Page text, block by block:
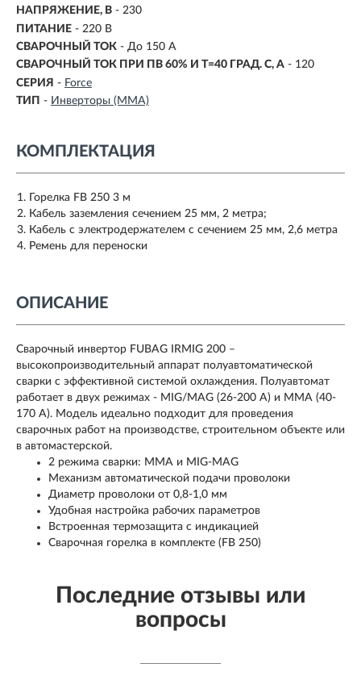
НАПРЯЖЕНИЕ, В - 230
ПИТАНИЕ - 220 В
СВАРОЧНЫЙ ТОК - До 150 А
СВАРОЧНЫЙ ТОК ПРИ ПВ 60% И T=40 ГРАД. С, А - 120
СЕРИЯ - Force
ТИП - Инверторы (MMA)
КОМПЛЕКТАЦИЯ
Горелка FB 250 3 м
Кабель заземления сечением 25 мм, 2 метра;
Кабель с электродержателем с сечением 25 мм, 2,6 метра
Ремень для переноски
ОПИСАНИЕ
Сварочный инвертор FUBAG IRMIG 200 –
высокопроизводительный аппарат полуавтоматической
сварки с эффективной системой охлаждения. Полуавтомат
работает в двух режимах - MIG/MAG (26-200 А) и ММА (40-
170 А). Модель идеально подходит для проведения
сварочных работ на производстве, строительном объекте или
в автомастерской.
2 режима сварки: MMA и MIG-MAG
Механизм автоматической подачи проволоки
Диаметр проволоки от 0,8-1,0 мм
Удобная настройка рабочих параметров
Встроенная термозащита с индикацией
Сварочная горелка в комплекте (FB 250)
Последние отзывы или
вопросы